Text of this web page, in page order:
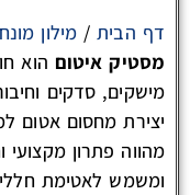
דף הבית /מילון
מסטיק איטום הוא
מישקים, סדקים
יצירת מחסום אטום
מהווה פתרון מקצועי
ומשמש לאטימת